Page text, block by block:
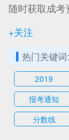
随时获取成考
+关注
热门关键词:
2019
报考通知
分数线